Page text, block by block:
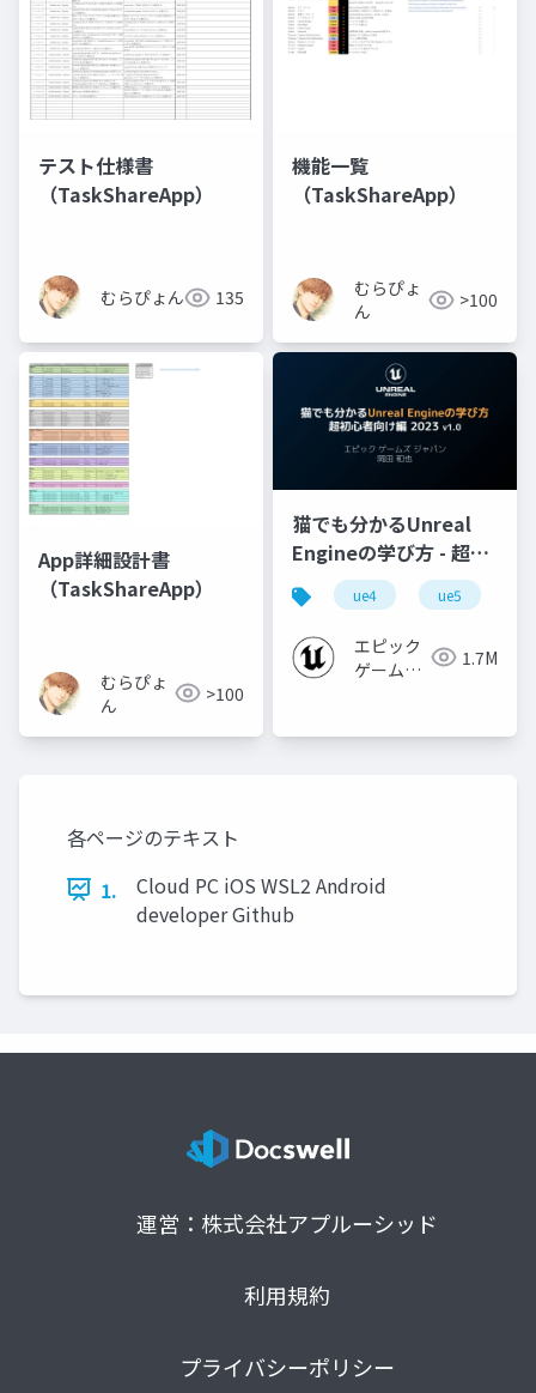
テスト仕様書
（TaskShareApp）
むらぴょん 135
機能一覧
（TaskShareApp）
むらぴょ
ん
>100
App詳細設計書
（TaskShareApp）
むらぴょ
ん
>100
猫でも分かるUnreal
Engineの学び方 - 超初
心者向け編 - 2023 v1.0
ue4 ue5
エピック
ゲームズ
1.7M
各ページのテキスト
1.
Cloud PC iOS WSL2 Android
developer Github
運営：株式会社アプルーシッド
利用規約
プライバシーポリシー